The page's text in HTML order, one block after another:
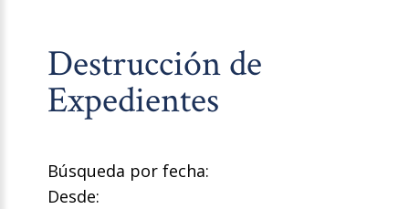
Destrucción de
Expedientes
Búsqueda por fecha:
Desde: